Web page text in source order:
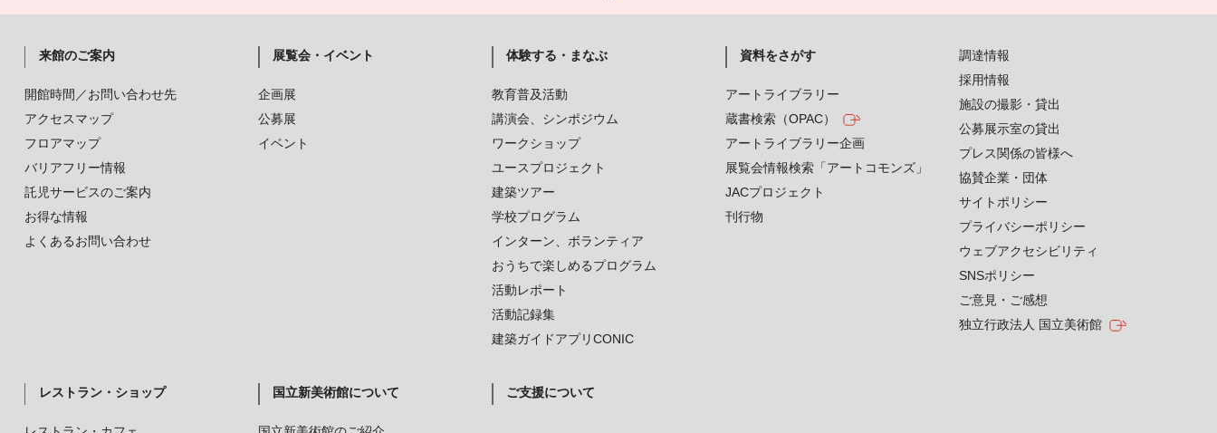
来館のご案内
開館時間／お問い合わせ先
アクセスマップ
フロアマップ
バリアフリー情報
託児サービスのご案内
お得な情報
よくあるお問い合わせ
展覧会・イベント
企画展
公募展
イベント
体験する・まなぶ
教育普及活動
講演会、シンポジウム
ワークショップ
ユースプロジェクト
建築ツアー
学校プログラム
インターン、ボランティア
おうちで楽しめるプログラム
活動レポート
活動記録集
建築ガイドアプリCONIC
資料をさがす
アートライブラリー
蔵書検索（OPAC）
アートライブラリー企画
展覧会情報検索「アートコモンズ」
JACプロジェクト
刊行物
レストラン・ショップ 国立新美術館について ご支援について
調達情報
採用情報
施設の撮影・貸出
公募展示室の貸出
プレス関係の皆様へ
協賛企業・団体
サイトポリシー
プライバシーポリシー
ウェブアクセシビリティ
SNSポリシー
ご意見・ご感想
独立行政法人 国立美術館